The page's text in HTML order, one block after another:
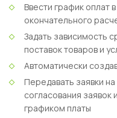
Ввести график оплат
окончательного
Задать зависимость
поставок товаров и
Автоматически
Передавать заявки
согласования
графиком платы